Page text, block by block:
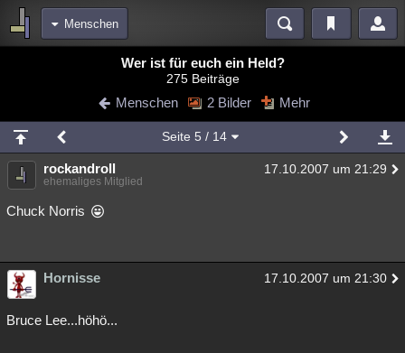
Menschen
Blogs Videos
Chat Wiki Neuigkeiten
meine Rubriken
Menschen Wissenschaft Mystery Kriminalfälle
Spiritualität Verschwörungen
weitere Rubriken
Philosophie
Wer ist für euch ein Held?
275 Beiträge
Menschen 2 Bilder Mehr
Seite 5 / 14
rockandroll 17.10.2007 um 21:29
ehemaliges Mitglied
Chuck Norris
Hornisse 17.10.2007 um 21:30
Bruce Lee...höhö...